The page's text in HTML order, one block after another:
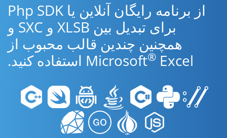
از برنامه رایگان آنلاین یا Php SDK
برای تبدیل بین XLSB و SXC و
همچنین چندین قالب محبوب از
Microsoft® Excel استفاده کنید.